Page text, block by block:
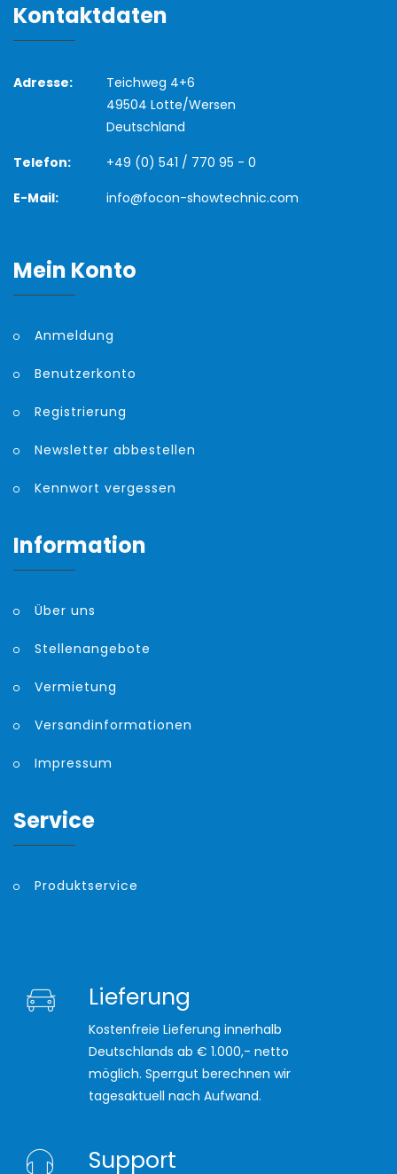
Kontaktdaten
Adresse:
Teichweg 4+6
49504 Lotte/Wersen
Deutschland
Telefon:
+49 (0) 541 / 770 95 - 0
E-Mail:
info@focon-showtechnic.com
Mein Konto
Anmeldung
Benutzerkonto
Registrierung
Newsletter abbestellen
Kennwort vergessen
Information
Über uns
Stellenangebote
Vermietung
Versandinformationen
Impressum
Service
Produktservice
Lieferung
Kostenfreie Lieferung innerhalb
Deutschlands ab € 1.000,- netto
möglich. Sperrgut berechnen wir
tagesaktuell nach Aufwand.
Support